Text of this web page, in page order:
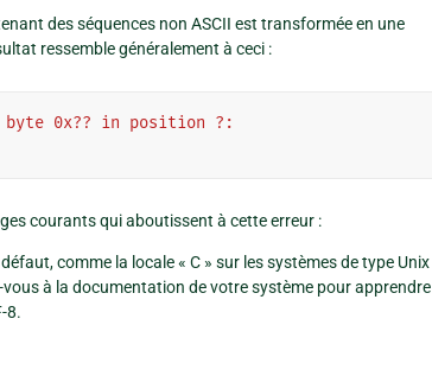
des séquences non ASCII est transformée en une
ressemble généralement à ceci :
byte 0x?? in position ?:
courants qui aboutissent à cette erreur :
comme la locale « C » sur les systèmes de type Unix
vous à la documentation de votre système pour apprendre
8.